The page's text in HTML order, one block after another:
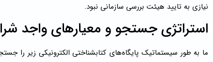
نیازی به تایید هیئت بررسی سازمانی نبود.
استراتژی جستجو و معیارهای واجد